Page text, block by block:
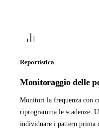
Reportistica
Monitoraggio delle
Monitori la frequenza con
riprogramma le scadenze.
individuare i pattern prima